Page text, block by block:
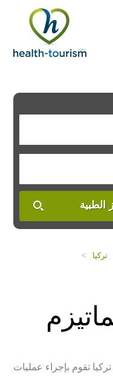
includes
system.
الطبية
تركيا
>
تقوم بإجراء عمليات